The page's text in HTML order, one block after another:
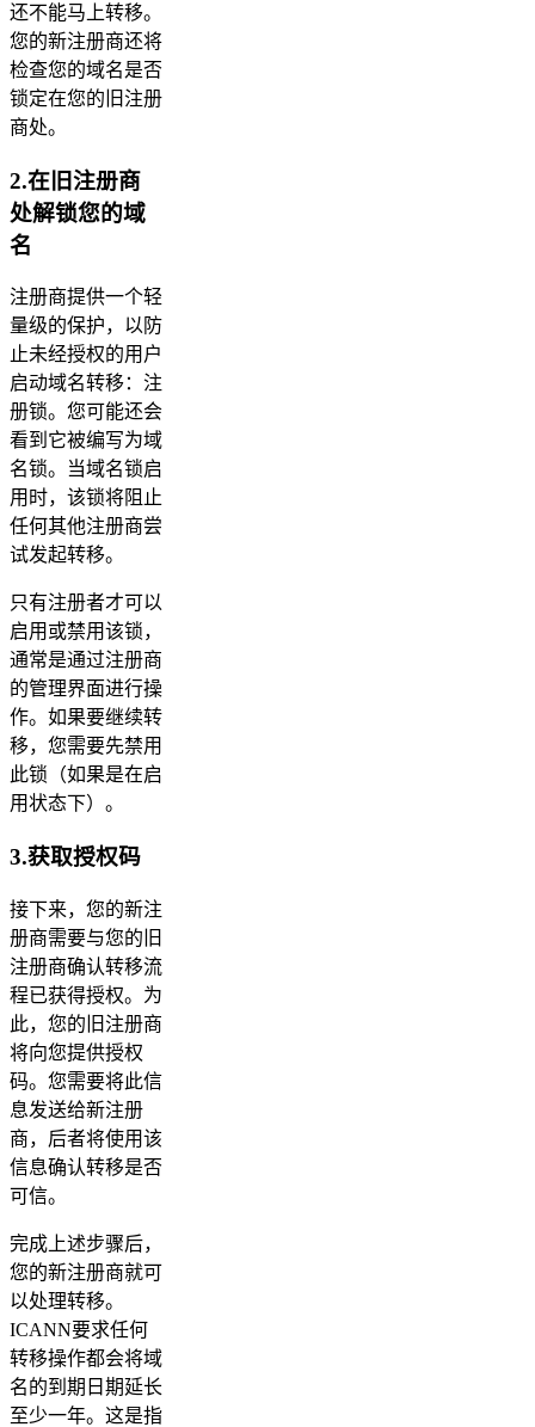
还不能马上转移。
您的新注册商还将
检查您的域名是否
锁定在您的旧注册
商处。
2.在旧注册商
处解锁您的域
名
注册商提供一个轻
量级的保护，以防
止未经授权的用户
启动域名转移：注
册锁。您可能还会
看到它被编写为域
名锁。当域名锁启
用时，该锁将阻止
任何其他注册商尝
试发起转移。
只有注册者才可以
启用或禁用该锁，
通常是通过注册商
的管理界面进行操
作。如果要继续转
移，您需要先禁用
此锁（如果是在启
用状态下）。
3.获取授权码
接下来，您的新注
册商需要与您的旧
注册商确认转移流
程已获得授权。为
此，您的旧注册商
将向您提供授权
码。您需要将此信
息发送给新注册
商，后者将使用该
信息确认转移是否
可信。
完成上述步骤后，
您的新注册商就可
以处理转移。
ICANN要求任何
转移操作都会将域
名的到期日期延长
至少一年。这是指